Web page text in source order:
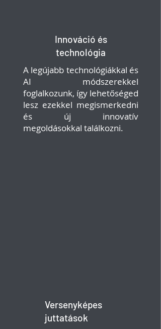
Innováció és
technológia
A legújabb technológiákkal és
AI módszerekkel
foglalkozunk, így lehetőséged
lesz ezekkel megismerkedni
és új innovatív
megoldásokkal találkozni.
Versenyképes
juttatások